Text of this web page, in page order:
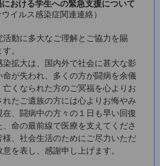
おける学生への緊急支援について
ウイルス感染症関連連絡）
動に多大なご理解とご協力を賜
。
拡大は、国内外で社会に甚大な影
が失われ、多くの方が闘病を余儀
くなられた方のご冥福を心よりお
たご遺族の方には心よりお悔やみ
、闘病中の方々の１日も早い回復
命の最前線で医療を支えてくださ
様、社会生活のためにご尽力いただ
を表し、感謝申し上げます。